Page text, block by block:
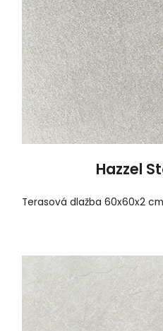
Hazzel
Terasová dlažba 60x60x2